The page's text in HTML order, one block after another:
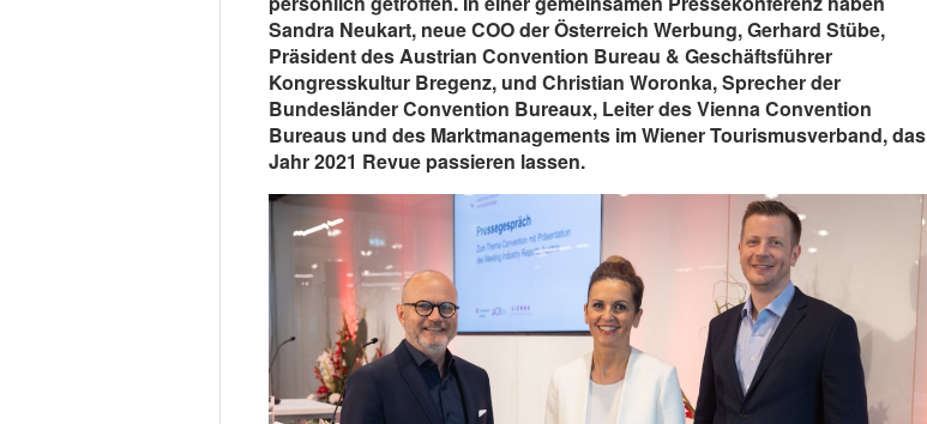
Sandra Neukart, neue COO der Österreich Werbung, Gerhard Stübe,
Präsident des Austrian Convention Bureau & Geschäftsführer
Kongresskultur Bregenz, und Christian Woronka, Sprecher der
Bundesländer Convention Bureaux, Leiter des Vienna Convention
Bureaus und des Marktmanagements im Wiener Tourismusverband, das
Jahr 2021 Revue passieren lassen.